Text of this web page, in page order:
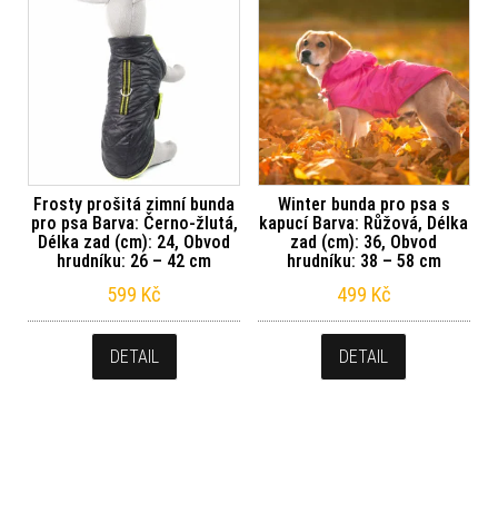
Frosty prošitá zimní bunda
pro psa Barva: Černo-žlutá,
Délka zad (cm): 24, Obvod
hrudníku: 26 – 42 cm
599 Kč
DETAIL
Winter bunda pro psa s
kapucí Barva: Růžová, Délka
zad (cm): 36, Obvod
hrudníku: 38 – 58 cm
499 Kč
DETAIL